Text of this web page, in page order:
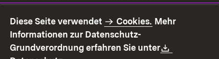
Benutzungshinweise
Erklärung zur
Barrierefreiheit
Kontakt
Fehlerhaften Link melden
Diese Seite verwendet Cookies. Mehr
Informationen zur Datenschutz-
Grundverordnung erfahren Sie unter